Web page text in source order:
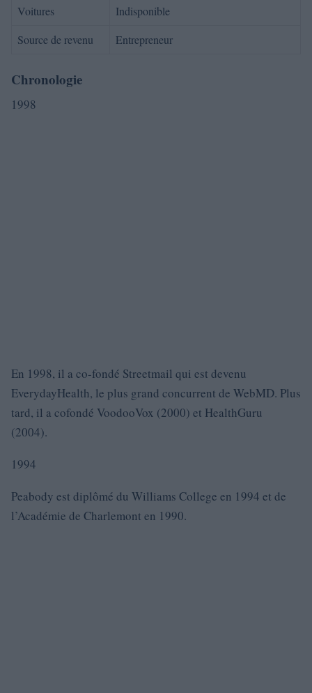
Voitures
Indisponible
Source de revenu
Entrepreneur
Chronologie
1998
En 1998, il a co-fondé Streetmail qui est devenu
EverydayHealth, le plus grand concurrent de WebMD. Plus
tard, il a cofondé VoodooVox (2000) et HealthGuru
(2004).
1994
Peabody est diplômé du Williams College en 1994 et de
l’Académie de Charlemont en 1990.